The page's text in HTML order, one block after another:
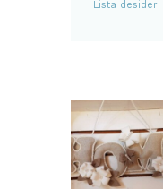
Lista desideri